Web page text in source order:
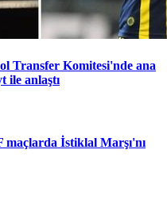
Transfer Komitesi'nde ana
ile anlaştı
İstiklal Marşı'nı